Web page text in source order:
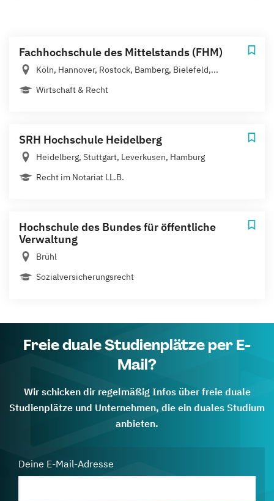
Fachhochschule des Mittelstands (FHM)
Köln, Hannover, Rostock, Bamberg, Bielefeld,...
Wirtschaft & Recht
SRH Hochschule Heidelberg
Heidelberg, Stuttgart, Leverkusen, Hamburg
Recht im Notariat LL.B.
Hochschule des Bundes für öffentliche
Verwaltung
Brühl
Sozialversicherungsrecht
Freie duale Studienplätze per E-
Mail?
Wir schicken dir regelmäßig Infos über freie duale
Studienplätze und Unternehmen, die ein duales Studium
anbieten.
Deine E-Mail-Adresse